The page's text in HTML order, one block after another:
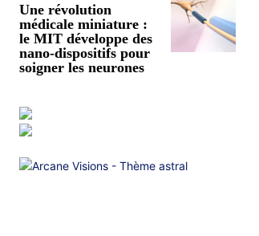
Une révolution
médicale miniature :
le MIT développe des
nano-dispositifs pour
soigner les neurones